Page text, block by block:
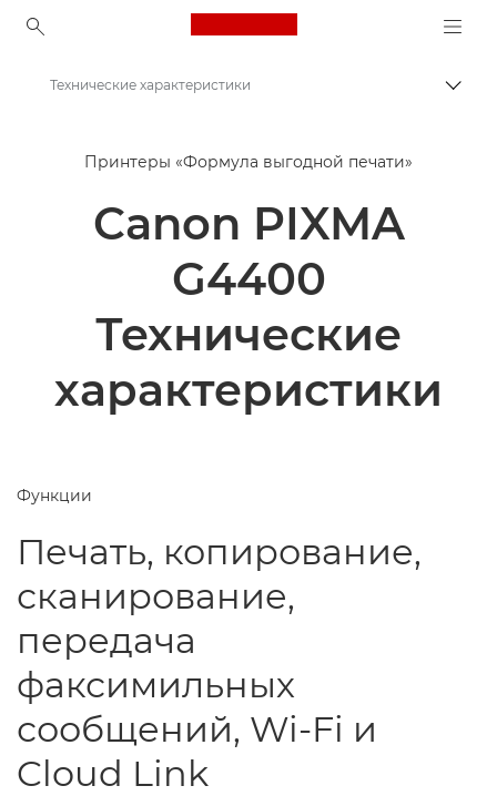
Canon Logo, back to
Принтеры Canon
Canon PIXMA G4400 - Принтеры
Технические характеристики
Принтеры «Формула выгодной печати»
Canon PIXMA
G4400
Технические
характеристики
Функции
Печать, копирование,
сканирование,
передача
факсимильных
сообщений, Wi-Fi и
Cloud Link